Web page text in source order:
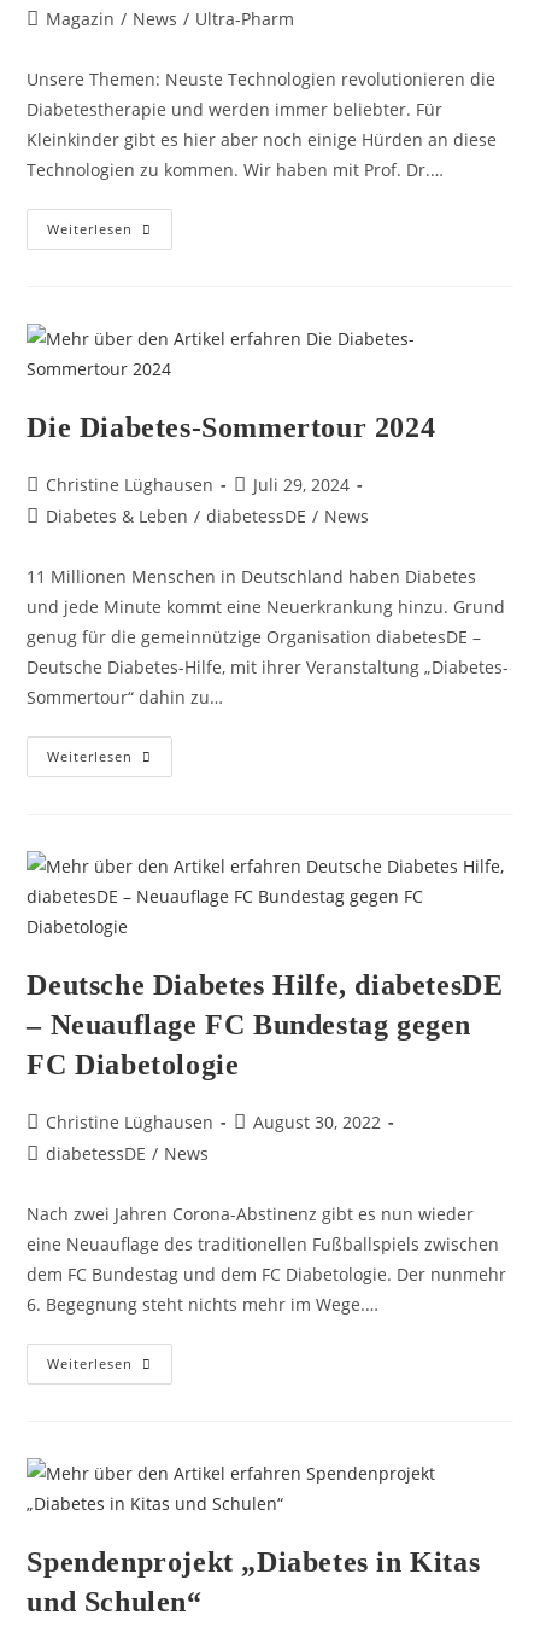
Magazin / News / Ultra-Pharm
Unsere Themen: Neuste Technologien revolutionieren die
Diabetestherapie und werden immer beliebter. Für
Kleinkinder gibt es hier aber noch einige Hürden an diese
Technologien zu kommen. Wir haben mit Prof. Dr.…
Weiterlesen
Die Diabetes-Sommertour 2024
Christine Lüghausen
Juli 29, 2024
Diabetes & Leben / diabetessDE / News
11 Millionen Menschen in Deutschland haben Diabetes
und jede Minute kommt eine Neuerkrankung hinzu. Grund
genug für die gemeinnützige Organisation diabetesDE –
Deutsche Diabetes-Hilfe, mit ihrer Veranstaltung „Diabetes-
Sommertour“ dahin zu…
Weiterlesen
Deutsche Diabetes Hilfe, diabetesDE
– Neuauflage FC Bundestag gegen
FC Diabetologie
Christine Lüghausen
August 30, 2022
diabetessDE / News
Nach zwei Jahren Corona-Abstinenz gibt es nun wieder
eine Neuauflage des traditionellen Fußballspiels zwischen
dem FC Bundestag und dem FC Diabetologie. Der nunmehr
6. Begegnung steht nichts mehr im Wege.…
Weiterlesen
Spendenprojekt „Diabetes in Kitas
und Schulen“